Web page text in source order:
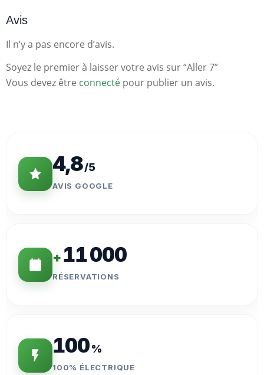
Avis
Il n’y a pas encore d’avis.
Soyez le premier à laisser votre avis sur “Aller 7”
Vous devez être connecté pour publier un avis.
4,8/5
AVIS GOOGLE
+11 000
RÉSERVATIONS
100%
100% ÉLECTRIQUE